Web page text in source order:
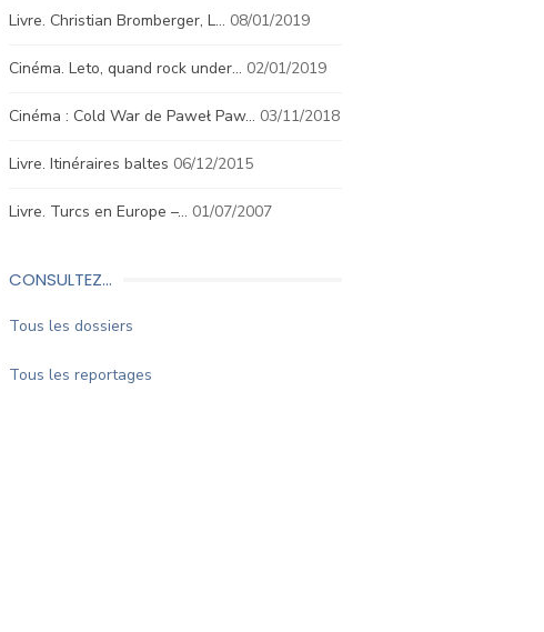
Livre. Christian Bromberger, L… 08/01/2019
Cinéma. Leto, quand rock under… 02/01/2019
Cinéma : Cold War de Paweł Paw… 03/11/2018
Livre. Itinéraires baltes 06/12/2015
Livre. Turcs en Europe –… 01/07/2007
CONSULTEZ…
Tous les dossiers
Tous les reportages